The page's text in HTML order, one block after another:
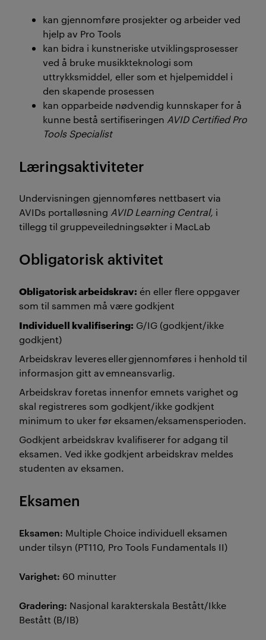
kan gjennomføre prosjekter og arbeider ved
hjelp av Pro Tools
kan bidra i kunstneriske utviklingsprosesser
ved å bruke musikkteknologi som
uttrykksmiddel, eller som et hjelpemiddel i
den skapende prosessen
kan opparbeide nødvendig kunnskaper for å
kunne bestå sertifiseringen AVID Certified Pro
Tools Specialist
Læringsaktiviteter
Undervisningen gjennomføres nettbasert via
AVIDs portalløsning AVID Learning Central, i
tillegg til gruppeveiledningsøkter i MacLab
Obligatorisk aktivitet
Obligatorisk arbeidskrav: én eller flere oppgaver
som til sammen må være godkjent
Individuell kvalifisering: G/IG (godkjent/ikke
godkjent)
Arbeidskrav leveres eller gjennomføres i henhold til
informasjon gitt av emneansvarlig.
Arbeidskrav foretas innenfor emnets varighet og
skal registreres som godkjent/ikke godkjent
minimum to uker før eksamen/eksamensperioden.
Godkjent arbeidskrav kvalifiserer for adgang til
eksamen. Ved ikke godkjent arbeidskrav meldes
studenten av eksamen.
Eksamen
Eksamen: Multiple Choice individuell eksamen
under tilsyn (PT110, Pro Tools Fundamentals II)
Varighet: 60 minutter
Gradering: Nasjonal karakterskala Bestått/Ikke
Bestått (B/IB)